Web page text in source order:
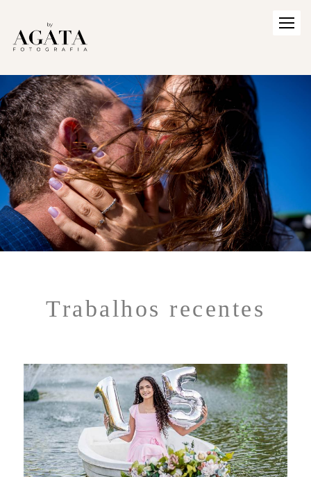
Trabalhos recentes